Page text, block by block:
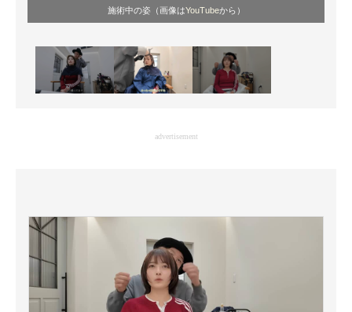
ちょっと気になるネットの話題
施術中の姿（画像はYouTubeから）
advertisement